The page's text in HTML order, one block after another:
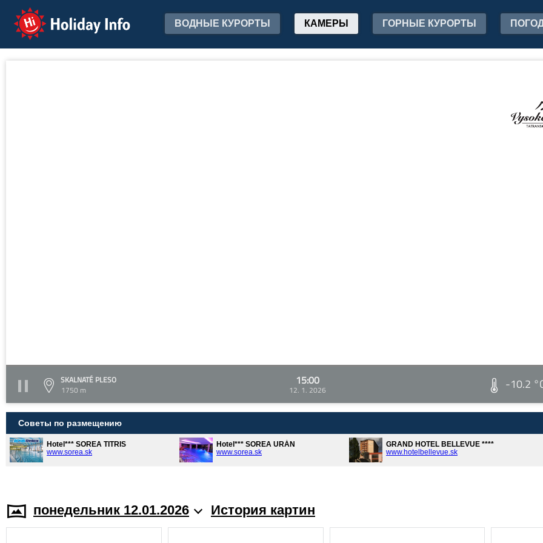
Holiday Info ВОДНЫЕ КУРОРТЫ КАМЕРЫ ГОРНЫЕ КУРОРТЫ
SKALNATÉ PLESO
1750 m
15:00
12. 1. 2026 -10.2
Советы по размещению
Hotel*** SOREA TITRIS
www.sorea.sk
Hotel*** SOREA URÁN
www.sorea.sk
GRAND HOTEL BELLEVUE ****
www.hotelbellevue.sk
понедельник 12.01.2026 История картин